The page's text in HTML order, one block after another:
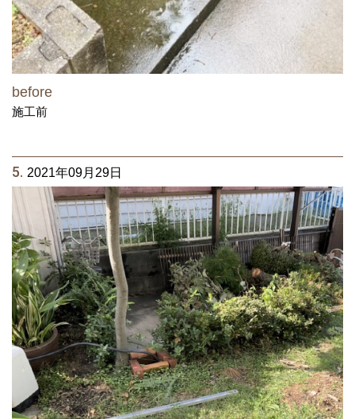
before
施工前
5. 2021年09月29日